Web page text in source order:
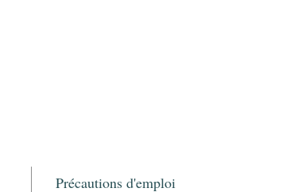
Précautions d'emploi